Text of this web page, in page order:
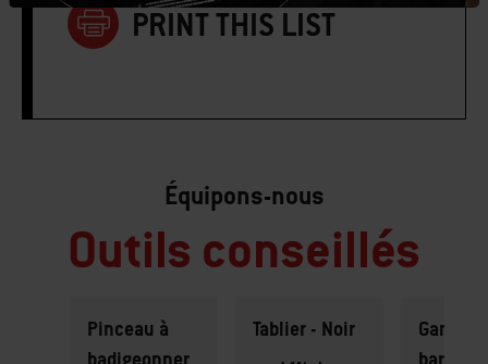
PRINT THIS LIST
Équipons-nous
Outils conseillés
Pinceau à
badigeonner
Tablier - Noir
Gant de